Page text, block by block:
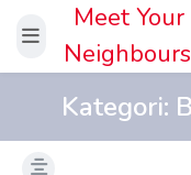
Meet Your
Neighbours
Kategori: